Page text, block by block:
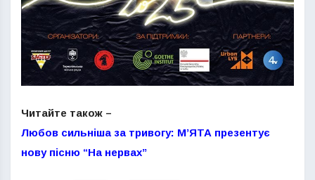
Читайте також –
Любов сильніша за тривогу: МʼЯТА презентує
нову пісню “На нервах”